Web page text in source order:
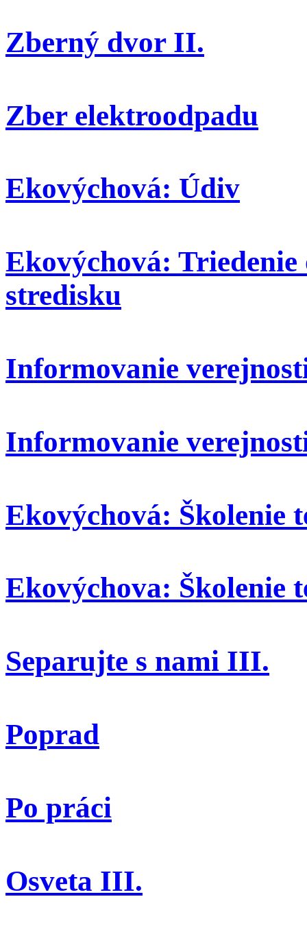
Zberný dvor II.
Zber elektroodpadu
Ekovýchová: Údiv
Ekovýchová:
stredisku
Informovanie
Informovanie
Ekovýchová: Školenie
Ekovýchova: Školenie
Separujte s nami III.
Poprad
Po práci
Osveta III.